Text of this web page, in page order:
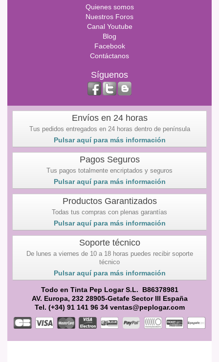
Quienes somos
Nuestros Foros
Canal Youtube
Blog
Facebook
Contáctanos
Síguenos
Envíos en 24 horas
Tus pedidos entregados en 24 horas dentro de península
Pulsar aquí para más información
Pagos Seguros
Tus pagos totalmente encriptados y seguros
Pulsar aquí para más información
Productos Garantizados
Todas tus compras con plenas garantías
Pulsar aquí para más información
Soporte técnico
De lunes a viernes de 10 a 18 horas puedes recibir soporte
técnico
Pulsar aquí para más información
Todo en Tinta Pep Logar S.L. B86378981
AV. Europa, 232 28905-Getafe Sector III España
Tel. (+34) 91 141 96 34 ventas@peplogar.com